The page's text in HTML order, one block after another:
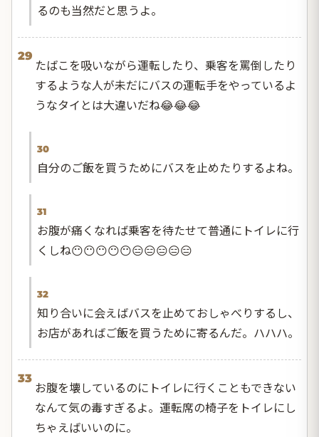
るのも当然だと思うよ。
29
たばこを吸いながら運転したり、乗客を罵倒したり
するような人が未だにバスの運転手をやっているよ
うなタイとは大違いだね😂😂😂
30
自分のご飯を買うためにバスを止めたりするよね。
31
お腹が痛くなれば乗客を待たせて普通にトイレに行
くしね😶😶😶😶😶😑😑😑😑😑
32
知り合いに会えばバスを止めておしゃべりするし、
お店があればご飯を買うために寄るんだ。ハハハ。
33
お腹を壊しているのにトイレに行くこともできない
なんて気の毒すぎるよ。運転席の椅子をトイレにし
ちゃえばいいのに。